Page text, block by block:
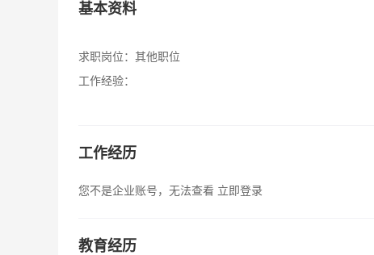
基本资料
求职岗位： 其他职位
工作经验：
工作经历
您不是企业账号，无法查看 立即登录
教育经历